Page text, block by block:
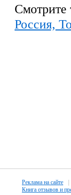
Смотрите
Россия,
Реклама на сайте
Книга отзывов и